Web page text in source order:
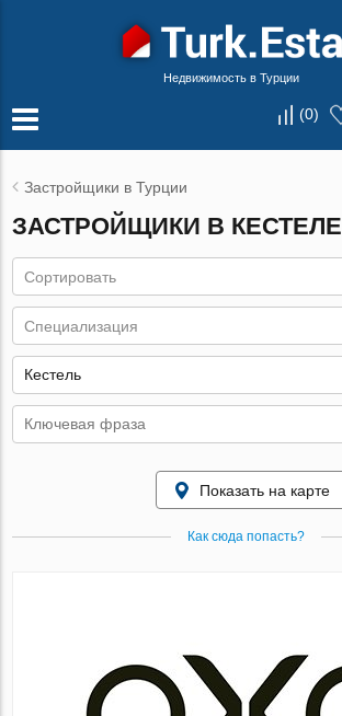
Недвижимость в Турции
(0)
Застройщики в Турции
ЗАСТРОЙЩИКИ В КЕСТЕЛЕ
Сортировать
Специализация
Показать на карте
Как сюда попасть?